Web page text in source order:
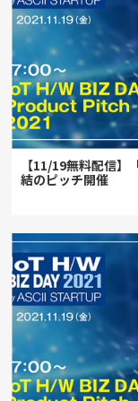
【11/19無料配信
結のピッチ開催